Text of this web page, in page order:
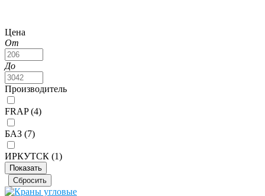
Цена
От
До
Производитель
FRAP (4)
БАЗ (7)
ИРКУТСК (1)